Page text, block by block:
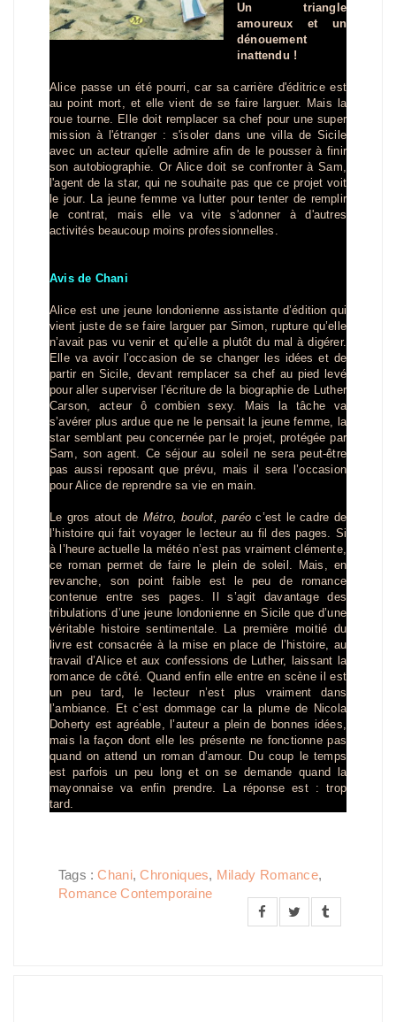
Un triangle
amoureux et un
dénouement
inattendu !
Alice passe un été pourri, car sa carrière d'éditrice est
au point mort, et elle vient de se faire larguer. Mais la
roue tourne. Elle doit remplacer sa chef pour une super
mission à l'étranger : s'isoler dans une villa de Sicile
avec un acteur qu'elle admire afin de le pousser à finir
son autobiographie. Or Alice doit se confronter à Sam,
l'agent de la star, qui ne souhaite pas que ce projet voit
le jour. La jeune femme va lutter pour tenter de remplir
le contrat, mais elle va vite s'adonner à d'autres
activités beaucoup moins professionnelles.
Avis de Chani
Alice est une jeune londonienne assistante d’édition qui
vient juste de se faire larguer par Simon, rupture qu’elle
n’avait pas vu venir et qu’elle a plutôt du mal à digérer.
Elle va avoir l’occasion de se changer les idées et de
partir en Sicile, devant remplacer sa chef au pied levé
pour aller superviser l’écriture de la biographie de Luther
Carson, acteur ô combien sexy. Mais la tâche va
s’avérer plus ardue que ne le pensait la jeune femme, la
star semblant peu concernée par le projet, protégée par
Sam, son agent. Ce séjour au soleil ne sera peut-être
pas aussi reposant que prévu, mais il sera l’occasion
pour Alice de reprendre sa vie en main.
Le gros atout de Métro, boulot, paréo c’est le cadre de
l’histoire qui fait voyager le lecteur au fil des pages. Si
à l’heure actuelle la météo n’est pas vraiment clémente,
ce roman permet de faire le plein de soleil. Mais, en
revanche, son point faible est le peu de romance
contenue entre ses pages. Il s’agit davantage des
tribulations d’une jeune londonienne en Sicile que d’une
véritable histoire sentimentale. La première moitié du
livre est consacrée à la mise en place de l’histoire, au
travail d’Alice et aux confessions de Luther, laissant la
romance de côté. Quand enfin elle entre en scène il est
un peu tard, le lecteur n’est plus vraiment dans
l’ambiance. Et c’est dommage car la plume de Nicola
Doherty est agréable, l’auteur a plein de bonnes idées,
mais la façon dont elle les présente ne fonctionne pas
quand on attend un roman d’amour. Du coup le temps
est parfois un peu long et on se demande quand la
mayonnaise va enfin prendre. La réponse est : trop
tard.
Tags :Chani,Chroniques, Milady Romance,
Romance Contemporaine